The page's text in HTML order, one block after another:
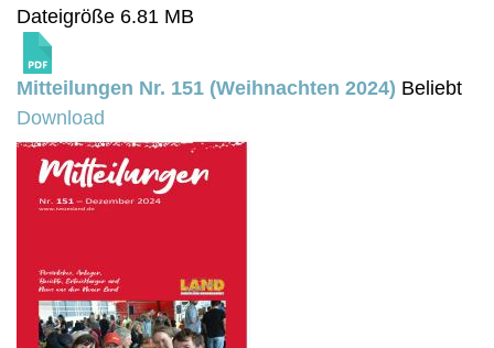
Dateigröße 6.81 MB
Mitteilungen Nr. 151 (Weihnachten 2024) Beliebt
Download